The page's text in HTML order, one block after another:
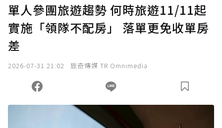
單人參團旅遊趨勢 何時旅遊11/11起
實施「領隊不配房」 落單更免收單房
差
2026-07-31 21:02 旅奇傳媒 TR Omnimedia